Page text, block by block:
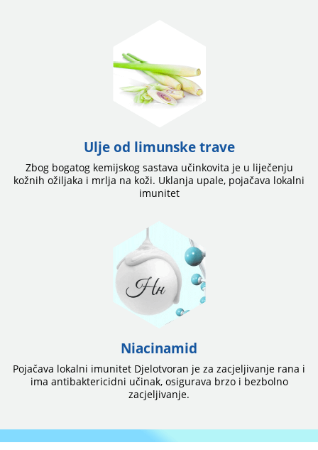
Ulje od limunske trave
Zbog bogatog kemijskog sastava učinkovita je u liječenju
kožnih ožiljaka i mrlja na koži. Uklanja upale, pojačava lokalni
imunitet
Niacinamid
Pojačava lokalni imunitet Djelotvoran je za zacjeljivanje rana i
ima antibaktericidni učinak, osigurava brzo i bezbolno
zacjeljivanje.